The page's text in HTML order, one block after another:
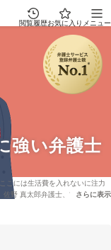
閲覧履歴お気に入り メニュー
強い弁護士
こには生活費を入れないに注力
野 真太郎弁護士、吉田 要介弁
ミや評判・土日祝日の休日法律
しください。
説明文の
さらに表示